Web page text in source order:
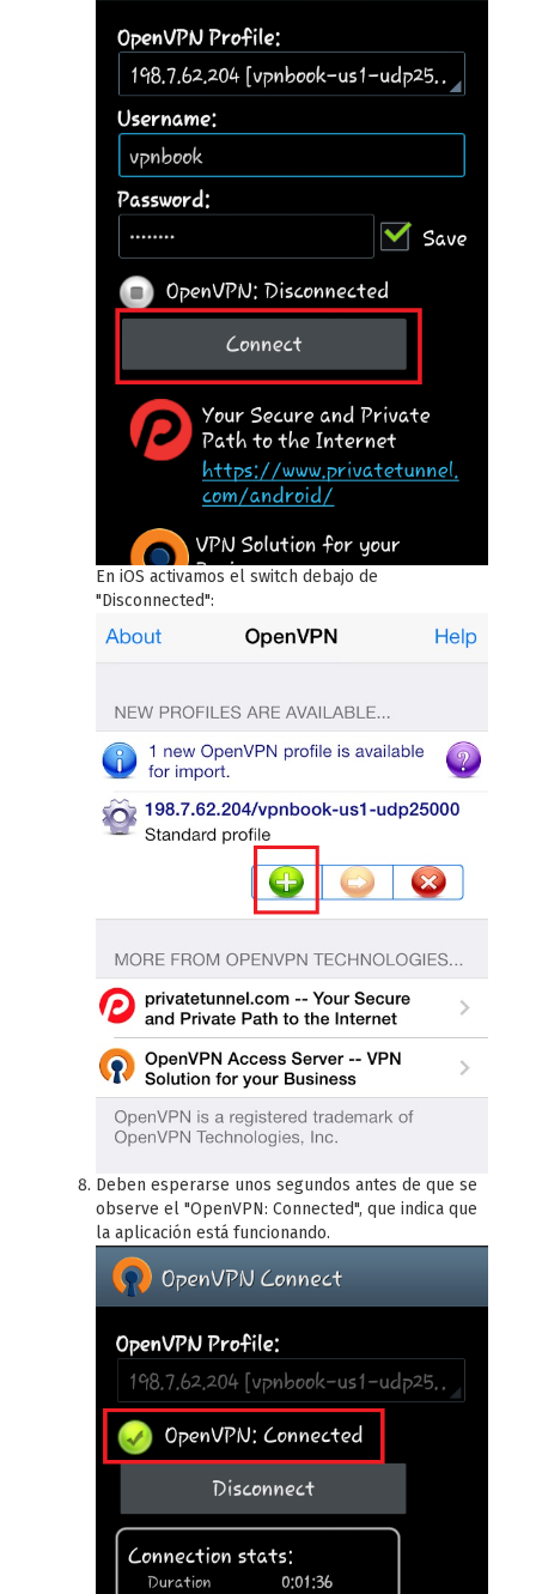
En iOS activamos el switch debajo de
"Disconnected":
Deben esperarse unos segundos antes de que se
observe el "OpenVPN: Connected", que indica que
la aplicación está funcionando.